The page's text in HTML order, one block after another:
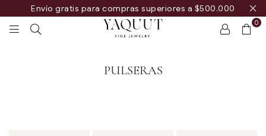
Envío gratis para compras superiores a $500.000
0
PULSERAS